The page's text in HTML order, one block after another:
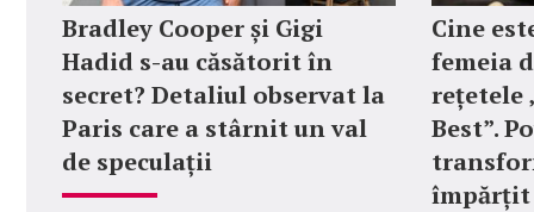
Bradley Cooper și Gigi
Hadid s-au căsătorit în
secret? Detaliul observat la
Paris care a stârnit un val
de speculații
Cine
femeia
rețetele
Best”.